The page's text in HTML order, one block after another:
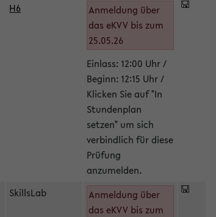
H6
Anmeldung über
das eKVV bis zum
25.05.26
Einlass: 12:00 Uhr /
Beginn: 12:15 Uhr /
Klicken Sie auf "In
Stundenplan
setzen" um sich
verbindlich für diese
Prüfung
anzumelden.
SkillsLab
Anmeldung über
das eKVV bis zum